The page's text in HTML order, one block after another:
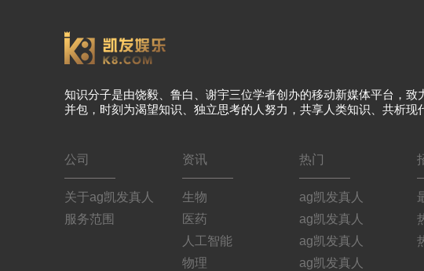
知识分子是由饶毅、鲁白、谢宇三位学者创办的移动新媒体平台，
并包，时刻为渴望知识、独立思考的人努力，共享人类知识、共析现
公司
关于ag凯发真人
服务范围
资讯
生物
医药
人工智能
物理
热门
ag凯发真人
ag凯发真人
ag凯发真人
ag凯发真人